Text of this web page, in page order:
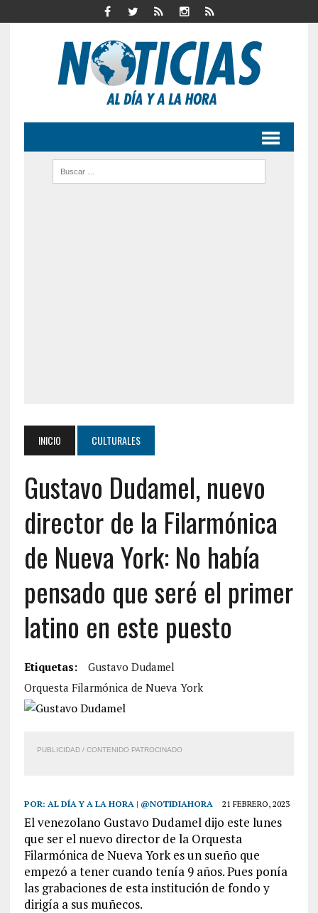
INICIO CULTURALES
Gustavo Dudamel, nuevo
director de la Filarmónica
de Nueva York: No había
pensado que seré el primer
latino en este puesto
Etiquetas:
Gustavo Dudamel
Orquesta Filarmónica de Nueva York
PUBLICIDAD / CONTENIDO PATROCINADO
POR: AL DÍA Y A LA HORA | @NOTIDIAHORA 21 FEBRERO, 2023
El venezolano Gustavo Dudamel dijo este lunes
que ser el nuevo director de la Orquesta
Filarmónica de Nueva York es un sueño que
empezó a tener cuando tenía 9 años. Pues ponía
las grabaciones de esta institución de fondo y
dirigía a sus muñecos.